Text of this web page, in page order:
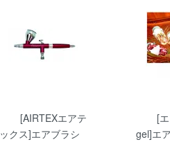
[AIRTEXエアテ
ックス]エアブラシ
[
gel]エ